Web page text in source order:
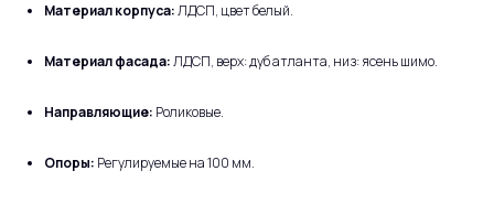
Материал корпуса:ЛДСП, цвет белый.
Материал фасада:ЛДСП, верх: дуб атланта, низ: ясень шимо.
Направляющие: Роликовые.
Опоры: Регулируемые на 100 мм.